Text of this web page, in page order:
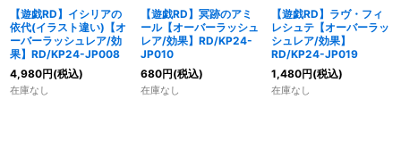
【遊戯RD】イシリアの
依代(イラスト違い)【オ
ーバーラッシュレア/効
果】RD/KP24-JP008
4,980円(税込)
在庫なし
【遊戯RD】冥跡のアミ
ール【オーバーラッシュ
レア/効果】RD/KP24-
JP010
680円(税込)
在庫なし
【遊戯RD】ラヴ・フィ
レシュテ【オーバーラッ
シュレア/効果】
RD/KP24-JP019
1,480円(税込)
在庫なし